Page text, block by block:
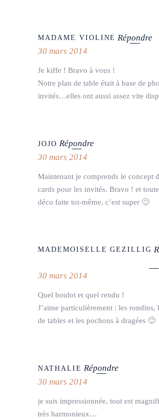
MADAME VIOLINE Répondre
30 mars 2014
Je kiffe ! Bravo à vous !
Notre plan de table était à base de
invités…elles ont aussi assez vite
JOJO Répondre
30 mars 2014
Maintenant je comprends le concept
cards pour les invités. Bravo ! et
déco faite toi-même, c’est super 🙂
MADEMOISELLE GEZILLIG
30 mars 2014
Quel boulot et quel rendu !
J’aime particulièrement : les rondins,
de tables et les pochons à dragées 🙂
NATHALIE Répondre
30 mars 2014
je suis impressionnée, tout est
très harmonieux…